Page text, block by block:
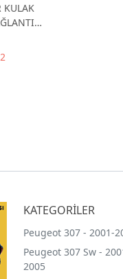
KULAK
KATEGORİLER
Peugeot 307 - 2001-
Peugeot 307 Sw -
2005